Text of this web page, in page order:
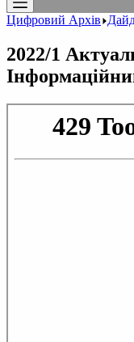
Цифровий Архів
2022/1